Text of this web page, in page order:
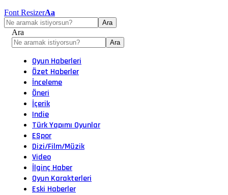
Font ResizerAa
Ara
Oyun Haberleri
Özet Haberler
İnceleme
Öneri
İçerik
Indie
Türk Yapımı Oyunlar
ESpor
Dizi/Film/Müzik
Video
İlginç Haber
Oyun Karakterleri
Eski Haberler